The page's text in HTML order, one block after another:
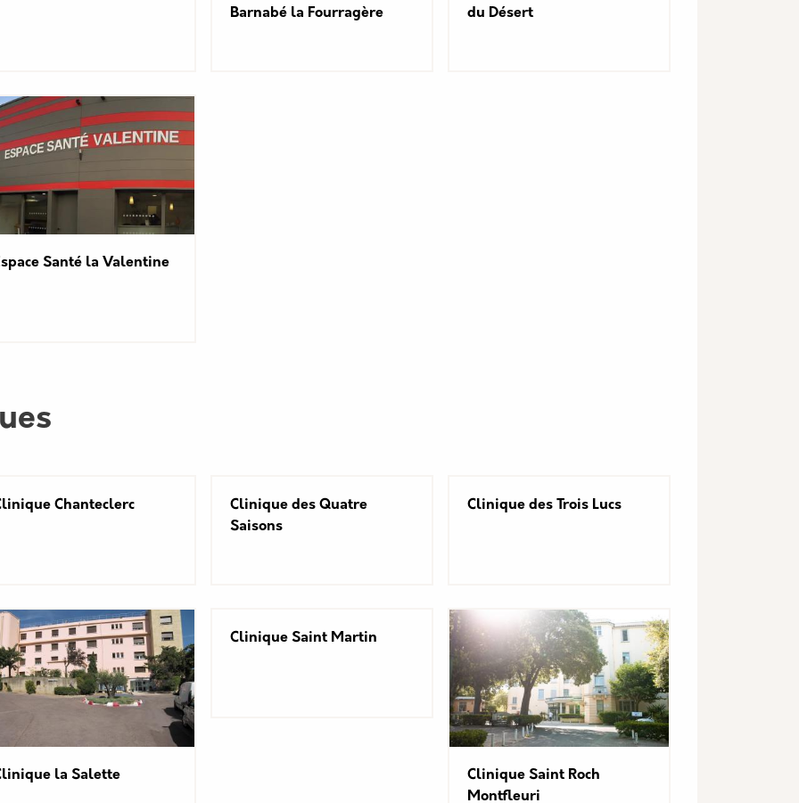
Barnabé la Fourragère
du Désert
Santé la Valentine
Chanteclerc
Clinique des Quatre
Saisons
Clinique des Trois Lucs
la Salette
Clinique Saint Martin
Clinique Saint Roch
Montfleuri